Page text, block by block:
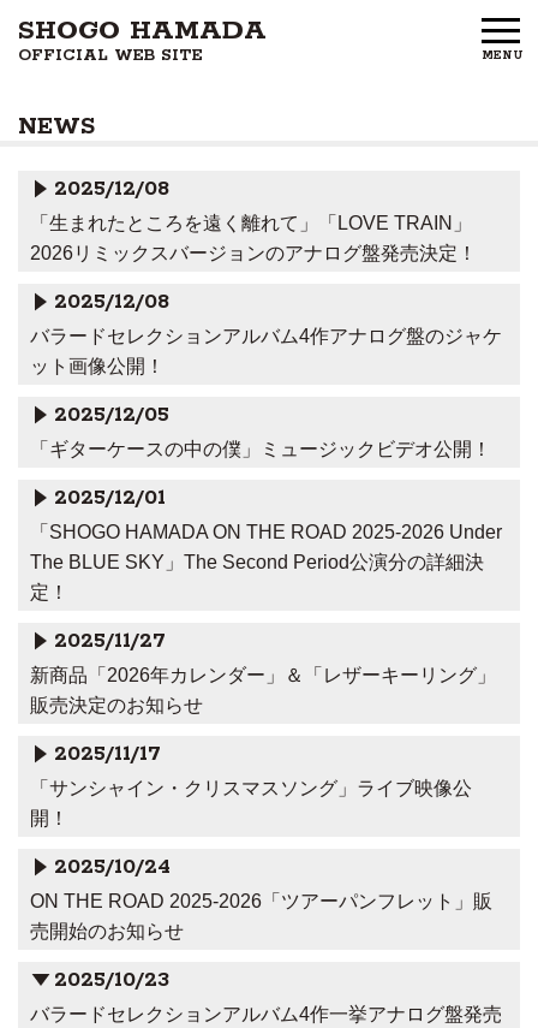
SHOGO HAMADA
OFFICIAL WEB SITE MENU
DISCOGRAPHY
GOODS
FREE MEMBERS
NEWS
2025/12/08
「生まれたところを遠く離れて」「LOVE TRAIN」
2026リミックスバージョンのアナログ盤発売決定！
2025/12/08
バラードセレクションアルバム4作アナログ盤のジャケ
ット画像公開！
2025/12/05
「ギターケースの中の僕」ミュージックビデオ公開！
2025/12/01
「SHOGO HAMADA ON THE ROAD 2025-2026 Under
The BLUE SKY」The Second Period公演分の詳細決
定！
2025/11/27
新商品「2026年カレンダー」＆「レザーキーリング」
販売決定のお知らせ
2025/11/17
「サンシャイン・クリスマスソング」ライブ映像公
開！
2025/10/24
ON THE ROAD 2025-2026「ツアーパンフレット」販
売開始のお知らせ
2025/10/23
バラードセレクションアルバム4作一挙アナログ盤発売